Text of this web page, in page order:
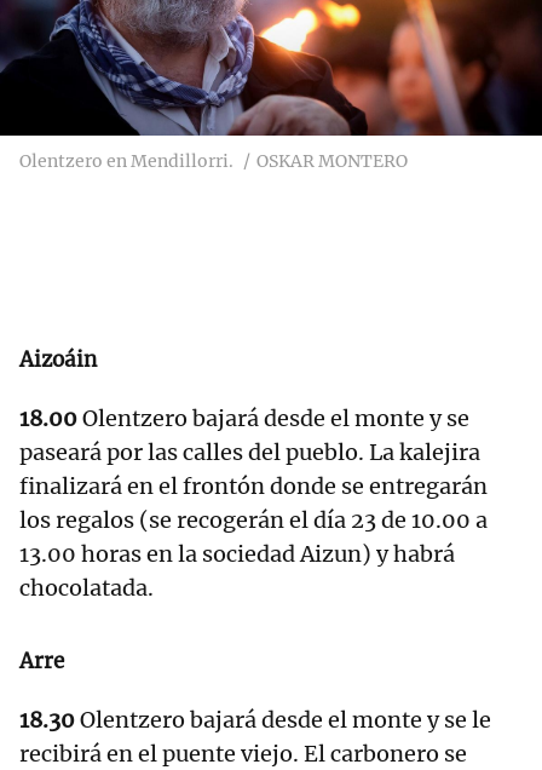
Olentzero en Mendillorri. OSKAR MONTERO
Aizoáin
18.00Olentzero bajará desde el monte y se
paseará por las calles del pueblo. La kalejira
finalizará en el frontón donde se entregarán
los regalos (se recogerán el día 23 de 10.00 a
13.00 horas en la sociedad Aizun) y habrá
chocolatada.
Arre
18.30Olentzero bajará desde el monte y se le
recibirá en el puente viejo. El carbonero se